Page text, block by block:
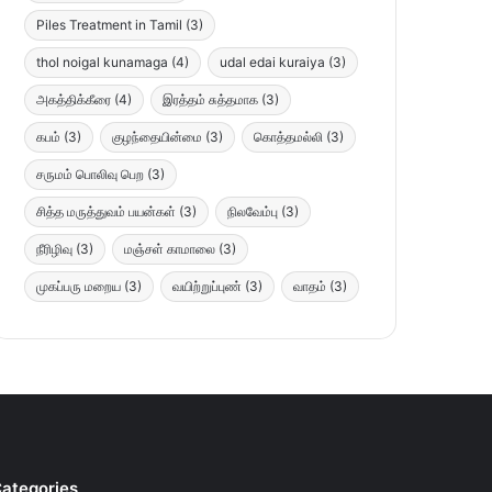
Piles Treatment in Tamil (3)
thol noigal kunamaga (4) udal edai kuraiya (3)
அகத்திக்கீரை (4) இரத்தம் சுத்தமாக (3)
கபம் (3) குழந்தையின்மை (3) கொத்தமல்லி (3)
சருமம் பொலிவு பெற (3)
சித்த மருத்துவம் பயன்கள் (3) நிலவேம்பு (3)
நீரிழிவு (3) மஞ்சள் காமாலை (3)
முகப்பரு மறைய (3) வயிற்றுப்புண் (3) வாதம் (3)